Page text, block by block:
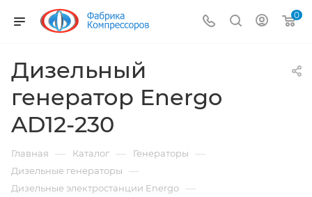
0
Дизельный
генератор Energo
AD12-230
Главная — Каталог — Генераторы —
Дизельные генераторы —
Дизельные электростанции Energo —